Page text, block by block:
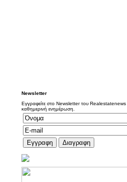
Newsletter
Εγγραφείτε στο Newsletter του Realestatenews
καθημερινή ενημέρωση.